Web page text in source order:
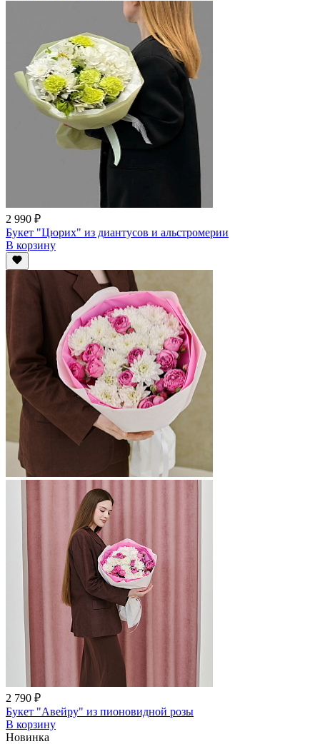
2 990 ₽
Букет "Цюрих" из диантусов и альстромерии
В корзину
2 790 ₽
Букет "Авейру" из пионовидной розы
В корзину
Новинка